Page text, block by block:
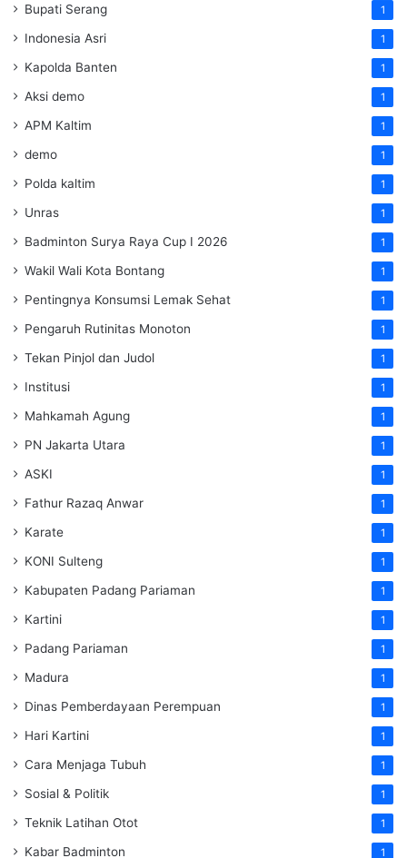
Bupati Serang 1
Indonesia Asri 1
Kapolda Banten 1
Aksi demo 1
APM Kaltim 1
demo 1
Polda kaltim 1
Unras 1
Badminton Surya Raya Cup I 2026 1
Wakil Wali Kota Bontang 1
Pentingnya Konsumsi Lemak Sehat 1
Pengaruh Rutinitas Monoton 1
Tekan Pinjol dan Judol 1
Institusi 1
Mahkamah Agung 1
PN Jakarta Utara 1
ASKI 1
Fathur Razaq Anwar 1
Karate 1
KONI Sulteng 1
Kabupaten Padang Pariaman 1
Kartini 1
Padang Pariaman 1
Madura 1
Dinas Pemberdayaan Perempuan 1
Hari Kartini 1
Cara Menjaga Tubuh 1
Sosial & Politik 1
Teknik Latihan Otot 1
Kabar Badminton 1